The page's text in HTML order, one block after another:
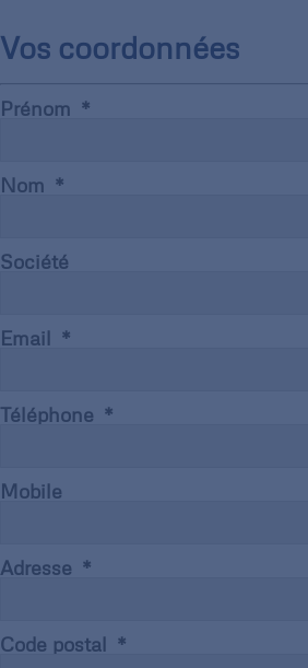
Vos coordonnées
Prénom
Nom
Société
Email
Téléphone
Mobile
Adresse
Code postal